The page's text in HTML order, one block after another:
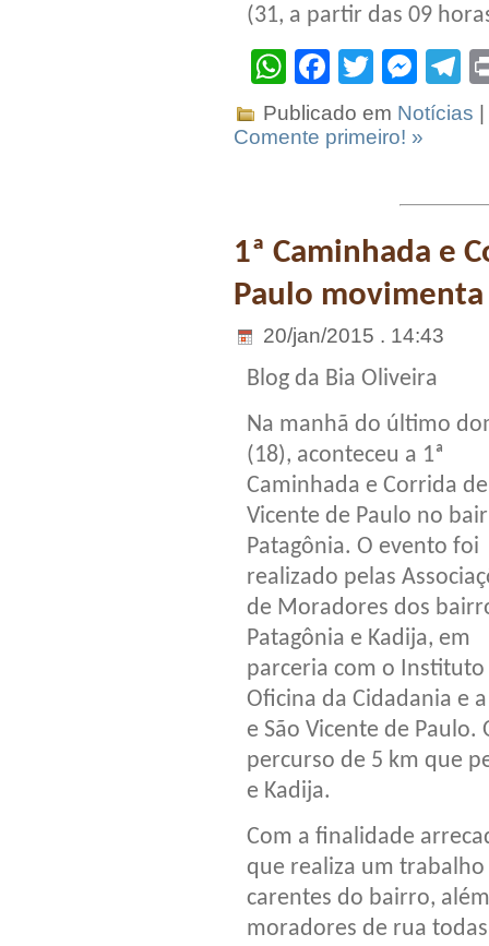
(31, a partir das 09
WhatsApp
Facebook
Twitter
Publicado em Notícias
Comente primeiro! »
1ª Caminhada e
Paulo
20/jan/2015 . 14:43
Blog da Bia Oliveira
Na manhã do último
(18), aconteceu a 1ª
Caminhada e Corrida
Vicente de Paulo no
Patagônia. O evento foi
realizado pelas
de Moradores dos
Patagônia e Kadija, em
parceria com o Instituto
Oficina da Cidadania e
e São Vicente de
percurso de 5 km que
e Kadija.
Com a finalidade
que realiza um
carentes do bairro,
moradores de rua